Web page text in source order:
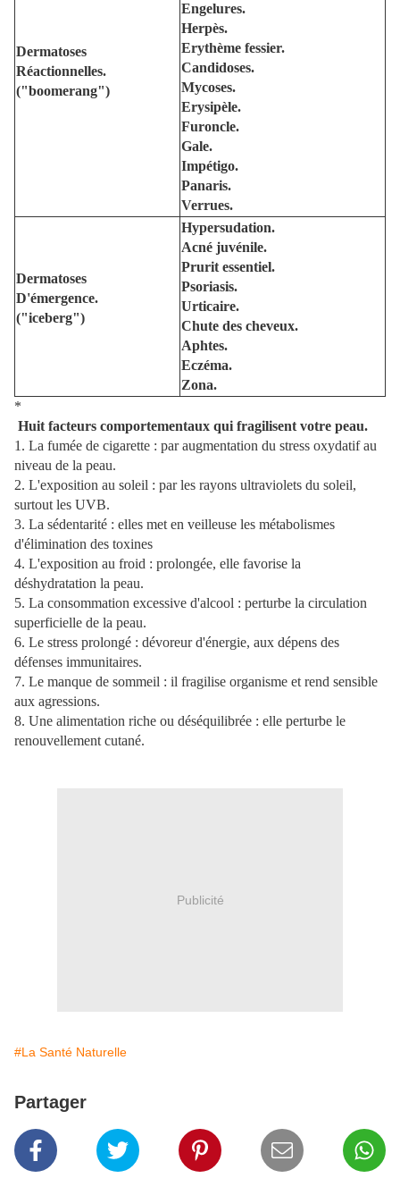
Dermatoses
Réactionnelles.
("boomerang")
Engelures.
Herpès.
Erythème fessier.
Candidoses.
Mycoses.
Erysipèle.
Furoncle.
Gale.
Impétigo.
Panaris.
Verrues.
Dermatoses
D'émergence.
("iceberg")
Hypersudation.
Acné juvénile.
Prurit essentiel.
Psoriasis.
Urticaire.
Chute des cheveux.
Aphtes.
Eczéma.
Zona.
*
Huit facteurs comportementaux qui fragilisent votre peau.
1. La fumée de cigarette : par augmentation du stress oxydatif au
niveau de la peau.
2. L'exposition au soleil : par les rayons ultraviolets du soleil,
surtout les UVB.
3. La sédentarité : elles met en veilleuse les métabolismes
d'élimination des toxines
4. L'exposition au froid : prolongée, elle favorise la
déshydratation la peau.
5. La consommation excessive d'alcool : perturbe la circulation
superficielle de la peau.
6. Le stress prolongé : dévoreur d'énergie, aux dépens des
défenses immunitaires.
7. Le manque de sommeil : il fragilise organisme et rend sensible
aux agressions.
8. Une alimentation riche ou déséquilibrée : elle perturbe le
renouvellement cutané.
Publicité
#La Santé Naturelle
Partager